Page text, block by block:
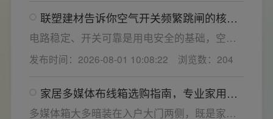
越长越好(因为铜片长度决定了插座距离的大
小，插孔间距越宽二三插同时插入越方便)。
联塑建材告诉你空气开关频繁跳闸的核心
原因与技术对策
电路稳定、开关可靠是用电安全的基础，空开
频繁跳闸大多源于电压波动、配件适配性不足
或防护结构设计缺陷。联塑建材依托成熟的电
电气套装产品，结构设计科学、稳压防护性能
优异，可有效应对电压瞬变、电网波动等场
发布时间：2026-08-01 10:08:22 浏览数：204
家居多媒体布线箱选购指南，专业家用开
关电气套装厂家为您详解
多媒体箱大多暗装在入户大门两侧，既是家居